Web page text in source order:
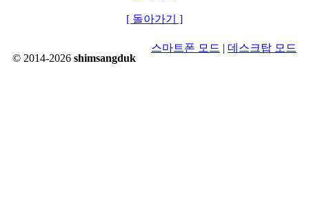
[ 돌아가기 ]
© 2014-2026 shimsangduk
스마트폰 모드 | 데스크탑 모드